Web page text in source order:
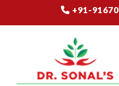
+91-